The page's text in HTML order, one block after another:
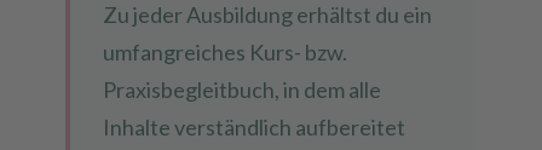
Zu jeder Ausbildung erhältst du ein
umfangreiches Kurs- bzw.
Praxisbegleitbuch, in dem alle
Inhalte verständlich aufbereitet